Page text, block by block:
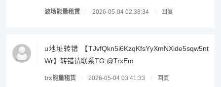
波场能量租赁 2026-05-04 02:38:34 回复
u地址转错 【TJvfQkn5i6KzqKfsYyXmNXide5sqw5nt
Wr】转错请联系TG:@TrxEm
trx能量租赁 2026-05-04 03:41:33 回复